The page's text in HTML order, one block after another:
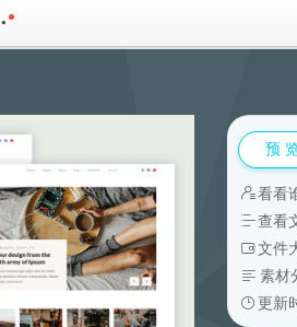
预
看看
查看
文件
素材
更新